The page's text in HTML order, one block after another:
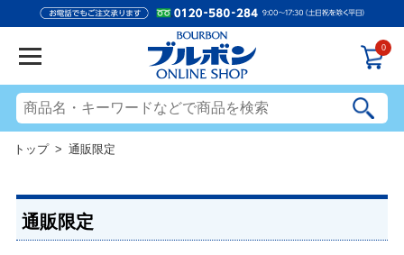
0
トップ> 通販限定
通販限定